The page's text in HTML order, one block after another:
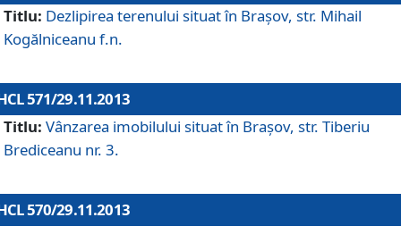
Titlu: Dezlipirea terenului situat în Braşov, str. Mihail
Kogălniceanu f.n.
571/29.11.2013
Titlu: Vânzarea imobilului situat în Braşov, str. Tiberiu
Brediceanu nr. 3.
570/29.11.2013